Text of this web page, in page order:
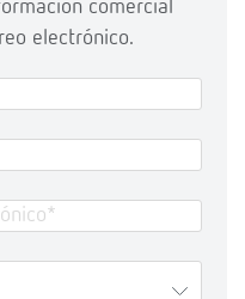
comercial
electrónico.